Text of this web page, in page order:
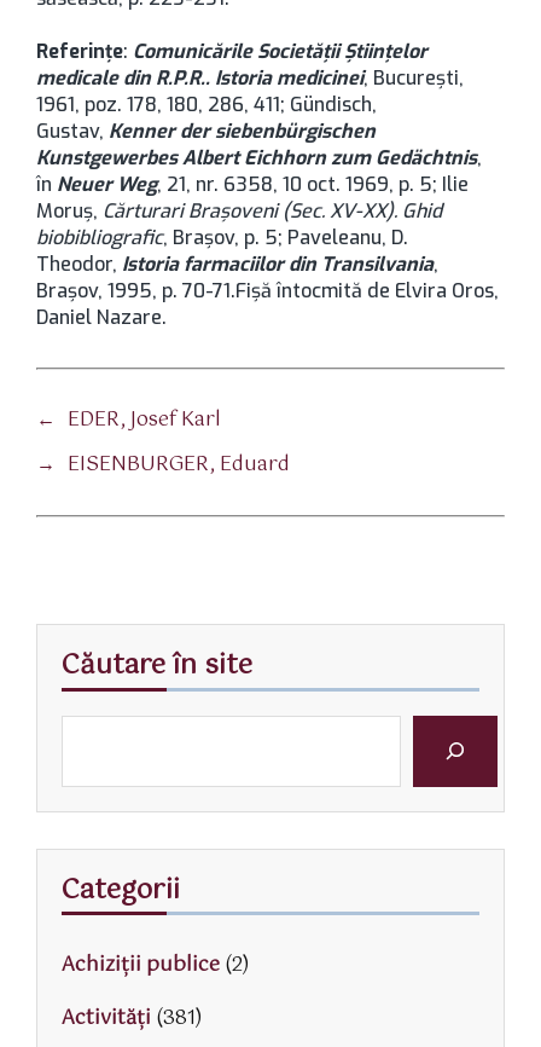
Referinţe: Comunicările Societăţii Ştiinţelor
medicale din R.P.R.. Istoria medicinei, București,
1961, poz. 178, 180, 286, 411; Gündisch,
Gustav, Kenner der siebenbürgischen
Kunstgewerbes Albert Eichhorn zum Gedächtnis,
în Neuer Weg, 21, nr. 6358, 10 oct. 1969, p. 5; Ilie
Moruș, Cărturari Brașoveni (Sec. XV-XX). Ghid
biobibliografic, Brașov, p. 5; Paveleanu, D.
Theodor, Istoria farmaciilor din Transilvania,
Brașov, 1995, p. 70-71.Fișă întocmită de Elvira Oros,
Daniel Nazare.
← EDER, Josef Karl
→ EISENBURGER, Eduard
Căutare în site
Categorii
Achiziții publice(2)
Activităţi (381)